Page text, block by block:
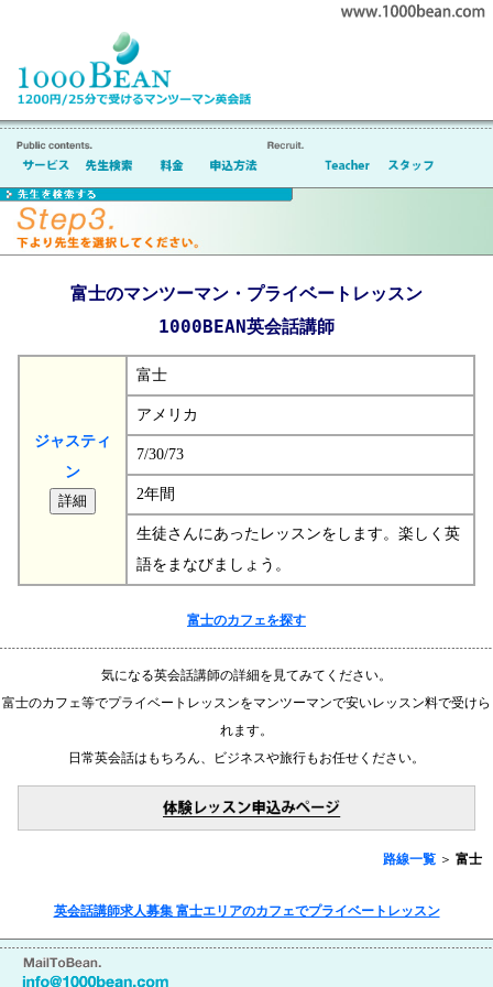
富士のマンツーマン・プライベートレッスン
1000BEAN英会話講師
ジャスティ
ン
富士
アメリカ
7/30/73
2年間
生徒さんにあったレッスンをします。楽しく英
語をまなびましょう。
富士のカフェを探す
気になる英会話講師の詳細を見てみてください。
富士のカフェ等でプライベートレッスンをマンツーマンで安いレッスン料で受けら
れます。
日常英会話はもちろん、ビジネスや旅行もお任せください。
路線一覧 ＞ 富士
英会話講師求人募集 富士エリアのカフェでプライベートレッスン